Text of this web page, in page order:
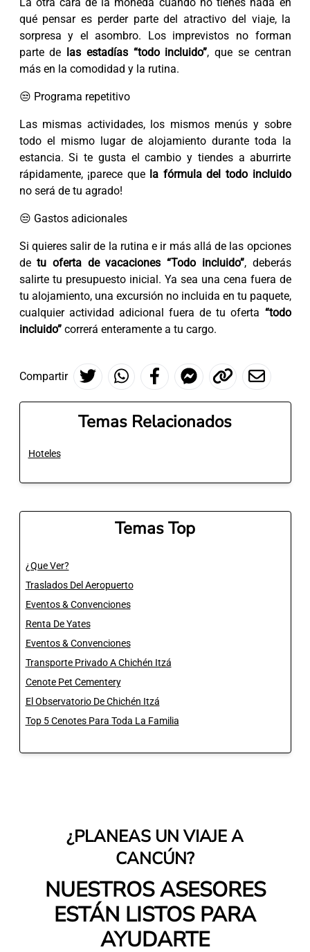
qué pensar es perder parte del atractivo del viaje, la
sorpresa y el asombro. Los imprevistos no forman
parte de
las estadías “todo incluido”, que se centran
más en la comodidad y la rutina.
😒 Programa repetitivo
Las mismas actividades, los mismos menús y sobre
todo el mismo lugar de alojamiento durante toda la
estancia. Si te gusta el cambio y tiendes a aburrirte
rápidamente, ¡parece que la fórmula del todo incluido
no será de tu agrado!
😒 Gastos adicionales
Si quieres salir de la rutina e ir más allá de las opciones
detu oferta de vacaciones “Todo incluido”, deberás
salirte tu presupuesto inicial. Ya sea una cena fuera de
tu alojamiento, una excursión no incluida en tu paquete,
cualquier actividad adicional fuera de tu oferta “todo
incluido”correrá enteramente a tu cargo.
Compartir
Temas Relacionados
Hoteles
Temas Top
¿Que Ver?
Traslados Del Aeropuerto
Eventos & Convenciones
Renta De Yates
Eventos & Convenciones
Transporte Privado A Chichén Itzá
Cenote Pet Cementery
El Observatorio De Chichén Itzá
Top 5 Cenotes Para Toda La Familia
¿PLANEAS UN VIAJE A
CANCÚN?
NUESTROS ASESORES
ESTÁN LISTOS PARA
AYUDARTE